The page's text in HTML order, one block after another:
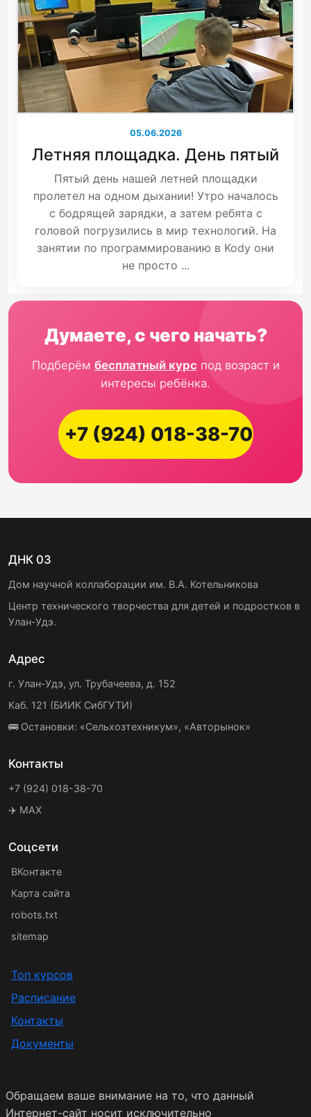
05.06.2026
Летняя площадка. День пятый
Пятый день нашей летней площадки
пролетел на одном дыхании! Утро началось
с бодрящей зарядки, а затем ребята с
головой погрузились в мир технологий. На
занятии по программированию в Kody они
не просто ...
Думаете, с чего начать?
Подберём бесплатный курс под возраст и
интересы ребёнка.
+7 (924) 018-38-70
ДНК 03
Дом научной коллаборации им. В.А. Котельникова
Центр технического творчества для детей и подростков в
Улан-Удэ.
Адрес
г. Улан-Удэ, ул. Трубачеева, д. 152
Каб. 121 (БИИК СибГУТИ)
🚌 Остановки: «Сельхозтехникум», «Авторынок»
Контакты
+7 (924) 018-38-70
✈️ MAX
Соцсети
ВКонтакте
Карта сайта
robots.txt
sitemap
Топ курсов
Расписание
Контакты
Документы
Обращаем ваше внимание на то, что данный
Интернет-сайт носит исключительно